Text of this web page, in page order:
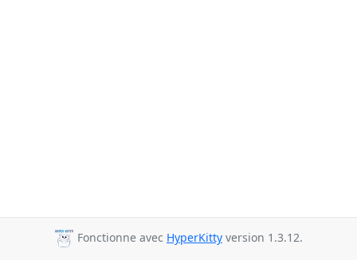
Fonctionne avec HyperKitty version 1.3.12.